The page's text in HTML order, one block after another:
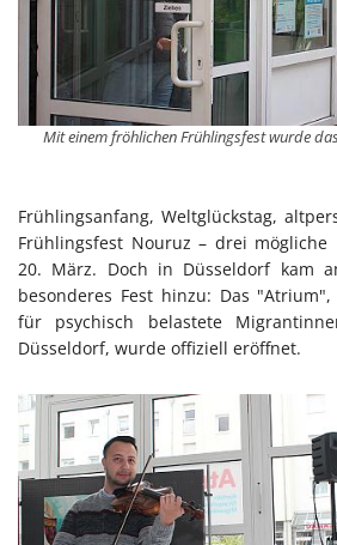
Mit einem fröhlichen Frühlingsfest wurde
Frühlingsanfang, Weltglückstag,
Frühlingsfest Nouruz – drei
20. März. Doch in Düsseldorf kam
besonderes Fest hinzu: Das
für psychisch belastete
Düsseldorf, wurde offiziell eröffnet.